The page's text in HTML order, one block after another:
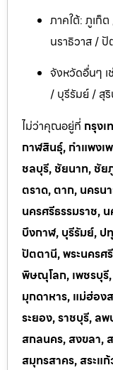
ภาคใต้: ภูเก็
นราธิวาส / ปั
จังหวัดอื่นๆ
/ บุรีรัมย์ / สุ
ไม่ว่าคุณอยู่ที่ กรุง
กาฬสินธุ์, กำแพงเ
ชลบุรี, ชัยนาท, ชัย
ตราด, ตาก, นครน
นครศรีธรรมราช,
บึงกาฬ, บุรีรัมย์, ป
ปัตตานี, พระนครศ
พิษณุโลก, เพชรบุรี
มุกดาหาร, แม่ฮ่อง
ระยอง, ราชบุรี, ล
สกลนคร, สงขลา,
สมุทรสาคร, สระแ